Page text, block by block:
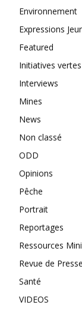
Environnement
Expressions
Featured
Initiatives vertes
Interviews
Mines
News
Non classé
ODD
Opinions
Pêche
Portrait
Reportages
Ressources
Revue de Presse
Santé
VIDEOS